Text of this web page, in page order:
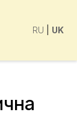
RU UK